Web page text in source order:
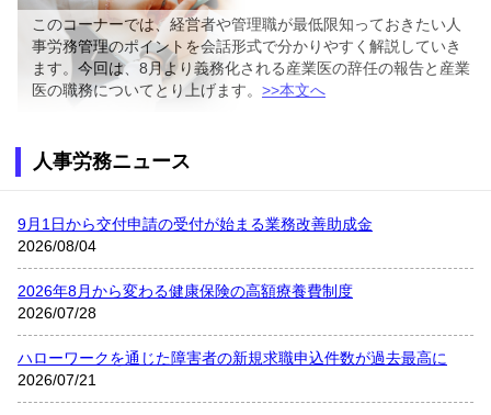
このコーナーでは、経営者や管理職が最低限知っておきたい人
事労務管理のポイントを会話形式で分かりやすく解説していき
ます。今回は、8月より義務化される産業医の辞任の報告と産業
医の職務についてとり上げます。 >>本文へ
人事労務ニュース
9月1日から交付申請の受付が始まる業務改善助成金
2026/08/04
2026年8月から変わる健康保険の高額療養費制度
2026/07/28
ハローワークを通じた障害者の新規求職申込件数が過去最高に
2026/07/21